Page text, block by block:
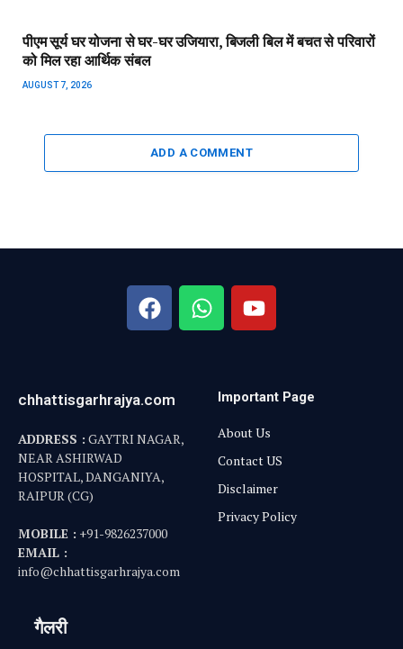
पीएम सूर्य घर योजना से घर-घर उजियारा, बिजली बिल में बचत से परिवारों
को मिल रहा आर्थिक संबल
AUGUST 7, 2026
ADD A COMMENT
chhattisgarhrajya.com
ADDRESS : GAYTRI NAGAR,
NEAR ASHIRWAD
HOSPITAL, DANGANIYA,
RAIPUR (CG)
MOBILE : +91-9826237000
EMAIL :
info@chhattisgarhrajya.com
Important Page
About Us
Contact US
Disclaimer
Privacy Policy
गैलरी